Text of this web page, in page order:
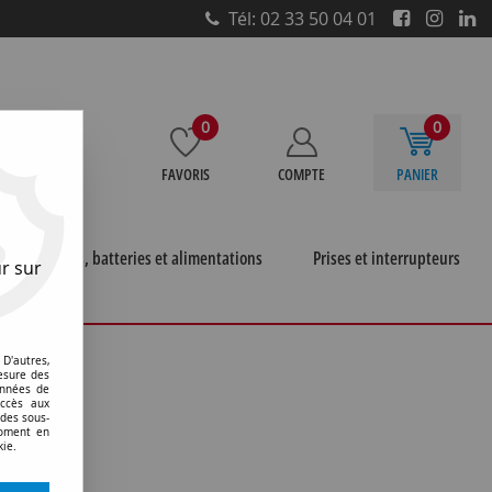
Tél: 02 33 50 04 01
0
FAVORIS COMPTE
0
PANIER
Piles, batteries et alimentations Prises et interrupteurs
sur
des
de
aux
sous-
en